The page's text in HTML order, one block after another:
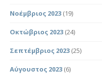
Νοέμβριος 2023 (19)
Οκτώβριος 2023 (24)
Σεπτέμβριος 2023 (25)
Αύγουστος 2023 (6)